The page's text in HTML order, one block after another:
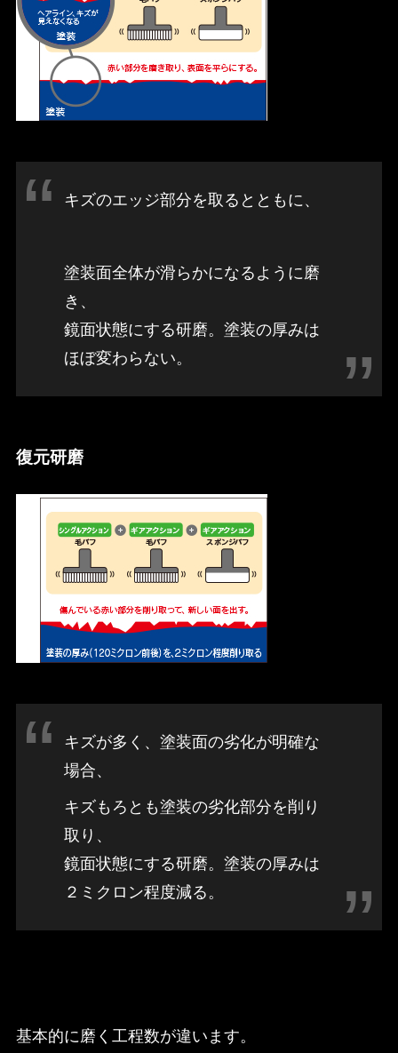
キズのエッジ部分を取るとともに、
塗装面全体が滑らかになるように磨
き、
鏡面状態にする研磨。塗装の厚みは
ほぼ変わらない。
復元研磨
キズが多く、塗装面の劣化が明確な
場合、
キズもろとも塗装の劣化部分を削り
取り、
鏡面状態にする研磨。塗装の厚みは
２ミクロン程度減る。
基本的に磨く工程数が違います。